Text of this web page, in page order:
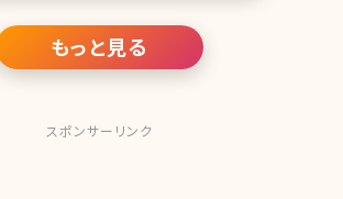
るのは否定できませんよね。 不思議な
魅力を持つ“上目遣い”が、特にかわい
いと感じてしまう女性芸能人をランキ
もっと見る
スポンサーリンク